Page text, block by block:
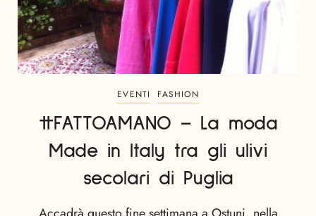
EVENTI FASHION
#FATTOAMANO – La moda
Made in Italy tra gli ulivi
secolari di Puglia